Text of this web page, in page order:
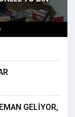
GELİYOR,